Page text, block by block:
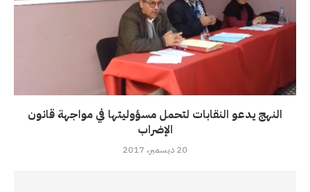
النهج يدعو النقابات لتحمل مسؤوليتها في مواجهة قانون
الإضراب
20 ديسمبر، 2017